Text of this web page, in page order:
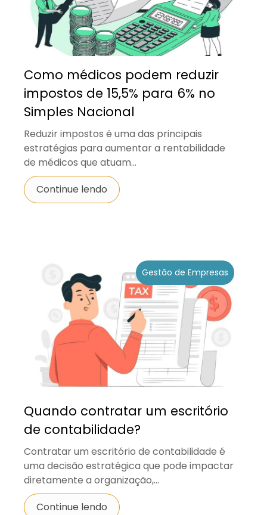
Como médicos podem reduzir
impostos de 15,5% para 6% no
Simples Nacional
Reduzir impostos é uma das principais
estratégias para aumentar a rentabilidade
de médicos que atuam...
Continue lendo
Gestão de Empresas
Quando contratar um escritório
de contabilidade?
Contratar um escritório de contabilidade é
uma decisão estratégica que pode impactar
diretamente a organização,...
Continue lendo